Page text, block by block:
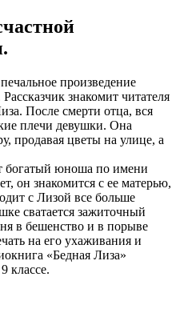
произведение
знакомит читателя
После смерти отца, вся
плечи девушки. Она
продавая цветы на улице, а
богатый юноша по имени
он знакомится с ее матерью,
с Лизой все больше
сватается зажиточный
в бешенство и в порыве
на его ухаживания и
«Бедная Лиза»
классе.